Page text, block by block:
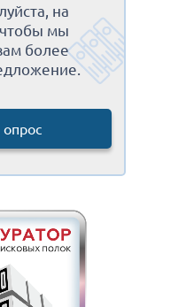
на
мы
более